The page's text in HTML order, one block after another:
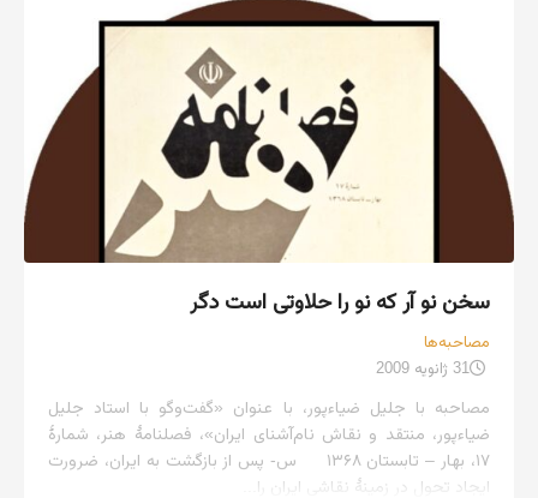
سخن نو آر که نو را حلاوتی است دگر
مصاحبه‌ها
31 ژانویه 2009
مصاحبه با جلیل ضیاءپور، با عنوان «گفت‌وگو با استاد جلیل
ضیاءپور، منتقد و نقاش نام‌آشنای ایران»، فصلنامهٔ هنر، شمارهٔ
۱۷، بهار – تابستان ۱۳۶۸ س- پس از بازگشت به ایران، ضرورت
ایجاد تحول در زمینهٔ نقاشی ایران را...